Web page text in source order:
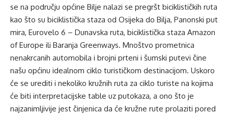
se na području općine Bilje nalazi se pregršt biciklističkih ruta
kao što su biciklistička staza od Osijeka do Bilja, Panonski put
mira, Eurovelo 6 – Dunavska ruta, biciklistička staza Amazon
of Europe ili Baranja Greenways. Mnoštvo prometnica
nenakrcanih automobila i brojni prteni i šumski putevi čine
našu općinu idealnom ciklo turističkom destinacijom. Uskoro
će se urediti i nekoliko kružnih ruta za ciklo turiste na kojima
će biti interpretacijske table uz putokaza, a ono što je
najzanimljivije jest činjenica da će kružne rute prolaziti pored